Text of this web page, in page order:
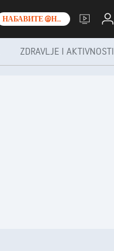
НАБАВИТЕ @НО__Т_0_
ZDRAVLJE I AKTIVNOSTI